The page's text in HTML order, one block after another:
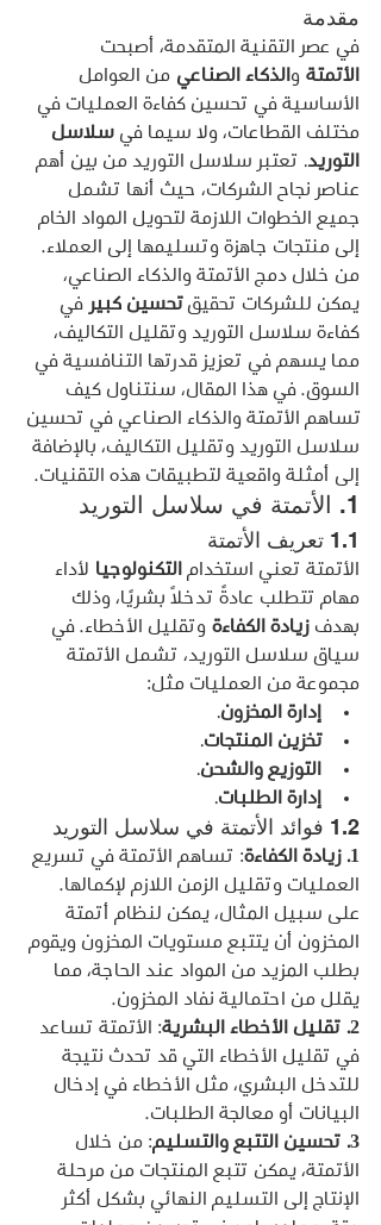
مقدمة
في عصر التقنية المتقدمة، أصبحت
الأتمتة و الذكاء الصناعي من العوامل
الأساسية في تحسين كفاءة العمليات في
مختلف القطاعات، ولا سيما في سلاسل
التوريد. تعتبر سلاسل التوريد من بين أهم
عناصر نجاح الشركات، حيث أنها تشمل
جميع الخطوات اللازمة لتحويل المواد الخام
إلى منتجات جاهزة وتسليمها إلى العملاء.
من خلال دمج الأتمتة والذكاء الصناعي،
يمكن للشركات تحقيق تحسين كبير في
كفاءة سلاسل التوريد وتقليل التكاليف،
مما يسهم في تعزيز قدرتها التنافسية في
السوق. في هذا المقال، سنتناول كيف
تساهم الأتمتة والذكاء الصناعي في تحسين
سلاسل التوريد وتقليل التكاليف، بالإضافة
إلى أمثلة واقعية لتطبيقات هذه التقنيات.
1. الأتمتة في سلاسل التوريد
1.1 تعريف الأتمتة
الأتمتة تعني استخدام التكنولوجيا لأداء
مهام تتطلب عادةً تدخلًا بشريًا، وذلك
بهدف زيادة الكفاءة وتقليل الأخطاء. في
سياق سلاسل التوريد، تشمل الأتمتة
مجموعة من العمليات مثل:
إدارة المخزون.
تخزين المنتجات.
التوزيع والشحن.
إدارة الطلبات.
1.2 فوائد الأتمتة في سلاسل التوريد
1. زيادة الكفاءة
: تساهم الأتمتة في تسريع
العمليات وتقليل الزمن اللازم لإكمالها.
على سبيل المثال، يمكن لنظام أتمتة
المخزون أن يتتبع مستويات المخزون ويقوم
بطلب المزيد من المواد عند الحاجة، مما
يقلل من احتمالية نفاد المخزون.
2. تقليل الأخطاء البشرية
: الأتمتة تساعد
في تقليل الأخطاء التي قد تحدث نتيجة
للتدخل البشري، مثل الأخطاء في إدخال
البيانات أو معالجة الطلبات.
3. تحسين التتبع والتسليم
: من خلال
الأتمتة، يمكن تتبع المنتجات من مرحلة
الإنتاج إلى التسليم النهائي بشكل أكثر